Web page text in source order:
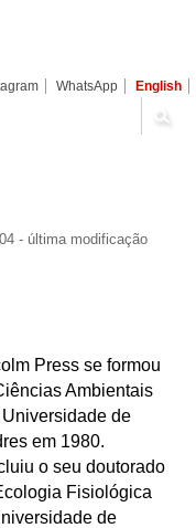
WhatsApp English
- última modificação
Press se formou
Ambientais
de
em 1980.
o seu doutorado
Fisiológica
de